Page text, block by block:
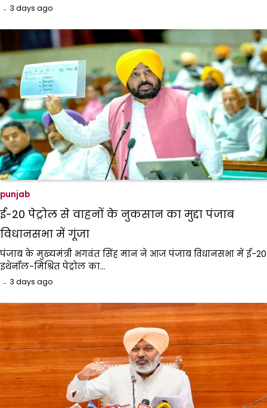
3 days ago
punjab
ई-20 पेट्रोल से वाहनों के नुकसान का मुद्दा पंजाब
विधानसभा में गूंजा
पंजाब के मुख्यमंत्री भगवंत सिंह मान ने आज पंजाब विधानसभा में ई-20
इथेनॉल-मिश्रित पेट्रोल का…
3 days ago